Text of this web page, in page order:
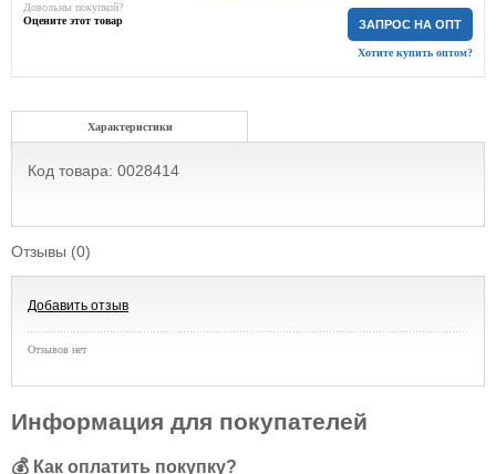
ЗАПРОС НА ОПТ
Хотите купить оптом?
Довольны покупкой?
Оцените этот товар
Характеристики
Код товара: 0028414
Отзывы (0)
Добавить отзыв
Отзывов нет
Информация для покупателей
💰 Как оплатить покупку?